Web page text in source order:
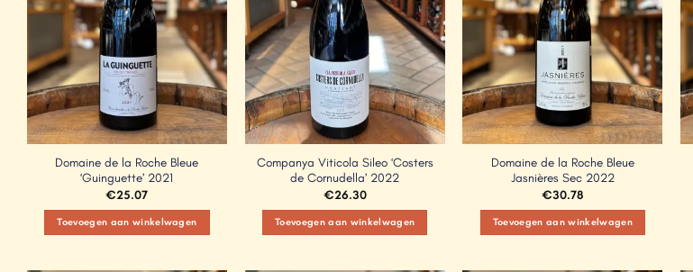
Domaine de la Roche Bleue
‘Guinguette’ 2021
€25.07
Toevoegen aan winkelwagen
Companya Viticola Sileo ‘Costers
de Cornudella’ 2022
€26.30
Toevoegen aan winkelwagen
Domaine de la Roche Bleue
Jasnières Sec 2022
€30.78
Toevoegen aan winkelwagen